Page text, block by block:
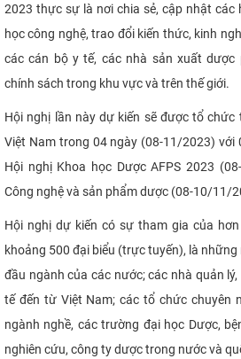
2023 thực sự là nơi chia sẻ, cập nhật các
học công nghệ, trao đổi kiến thức, kinh
các cán bộ y tế, các nhà sản xuất dược
chính sách trong khu vực và trên thế giới.
Hội nghị lần này dự kiến sẽ được tổ chức
Việt Nam trong 04 ngày (08-11/2023) với
Hội nghị Khoa học Dược AFPS 2023
Công nghệ và sản phẩm dược (08-10/11/
Hội nghị dự kiến có sự tham gia của
khoảng 500 đại biểu (trực tuyến), là
đầu ngành của các nước; các nhà quản
tế đến từ Việt Nam; các tổ chức chuyên
ngành nghề, các trường đại học Dược,
nghiên cứu, công ty dược trong nước và